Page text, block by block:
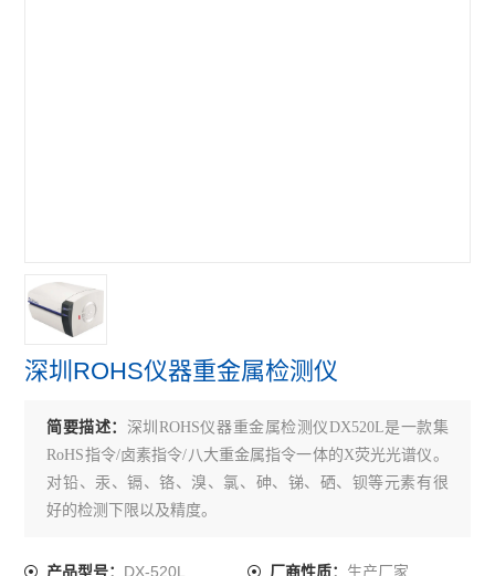
深圳ROHS仪器重金属检测仪
简要描述： 深圳ROHS仪器重金属检测仪DX520L是一款集
RoHS指令/卤素指令/八大重金属指令一体的X荧光光谱仪。
对铅、汞、镉、铬、溴、氯、砷、锑、硒、钡等元素有很
好的检测下限以及精度。
产品型号： DX-520L 厂商性质： 生产厂家